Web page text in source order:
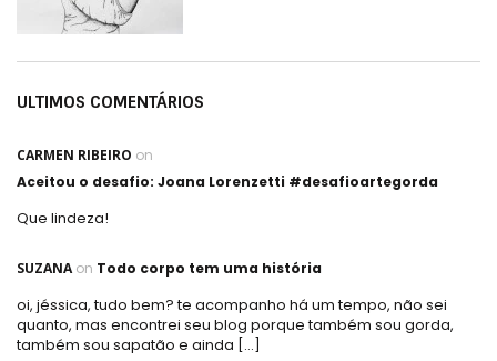
ULTIMOS COMENTÁRIOS
CARMEN RIBEIRO on
Aceitou o desafio: Joana Lorenzetti #desafioartegorda
Que lindeza!
SUZANAon Todo corpo tem uma história
oi, jéssica, tudo bem? te acompanho há um tempo, não sei
quanto, mas encontrei seu blog porque também sou gorda,
também sou sapatão e ainda […]